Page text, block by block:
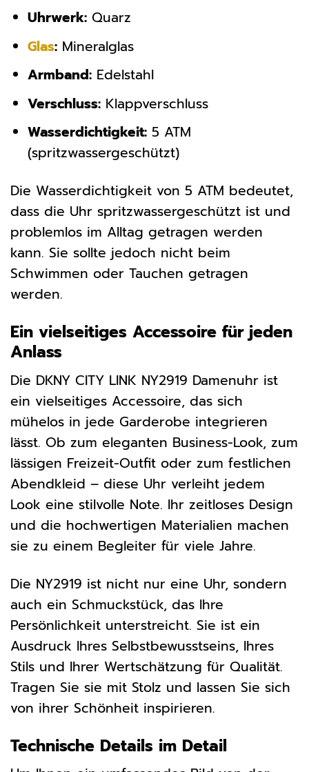
Uhrwerk:Quarz
Glas:Mineralglas
Armband:Edelstahl
Verschluss:Klappverschluss
Wasserdichtigkeit:5 ATM
(spritzwassergeschützt)
Die Wasserdichtigkeit von 5 ATM bedeutet,
dass die Uhr spritzwassergeschützt ist und
problemlos im Alltag getragen werden
kann. Sie sollte jedoch nicht beim
Schwimmen oder Tauchen getragen
werden.
Ein vielseitiges Accessoire für jeden
Anlass
Die DKNY CITY LINK NY2919 Damenuhr ist
ein vielseitiges Accessoire, das sich
mühelos in jede Garderobe integrieren
lässt. Ob zum eleganten Business-Look, zum
lässigen Freizeit-Outfit oder zum festlichen
Abendkleid – diese Uhr verleiht jedem
Look eine stilvolle Note. Ihr zeitloses Design
und die hochwertigen Materialien machen
sie zu einem Begleiter für viele Jahre.
Die NY2919 ist nicht nur eine Uhr, sondern
auch ein Schmuckstück, das Ihre
Persönlichkeit unterstreicht. Sie ist ein
Ausdruck Ihres Selbstbewusstseins, Ihres
Stils und Ihrer Wertschätzung für Qualität.
Tragen Sie sie mit Stolz und lassen Sie sich
von ihrer Schönheit inspirieren.
Technische Details im Detail